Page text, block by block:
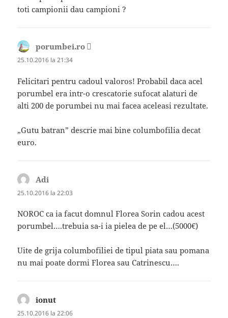
toti campionii dau campioni ?
porumbei.ro spune:
25.10.2016 la 21:34
Felicitari pentru cadoul valoros! Probabil daca acel
porumbel era intr-o crescatorie sufocat alaturi de
alti 200 de porumbei nu mai facea aceleasi rezultate.
„Gutu batran” descrie mai bine columbofilia decat
euro.
Adi
25.10.2016 la 22:03
NOROC ca ia facut domnul Florea Sorin cadou acest
porumbel….trebuia sa-i ia pielea de pe el…(5000€)
Uite de grija columbofiliei de tipul piata sau pomana
nu mai poate dormi Florea sau Catrinescu….
ionut
25.10.2016 la 22:06